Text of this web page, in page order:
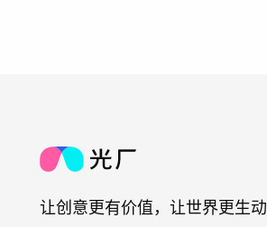
让创意更有价值，让世界更生动